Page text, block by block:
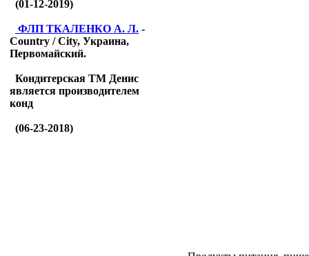
(01-12-2019)
ФЛП ТКАЛЕНКО А. Л. -
Country / City, Украина,
Первомайский.
Кондитерская ТМ Денис
является производителем
конд
(06-23-2018)